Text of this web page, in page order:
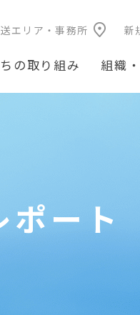
エリア・事務所 新
の取り組み 組織
ポート